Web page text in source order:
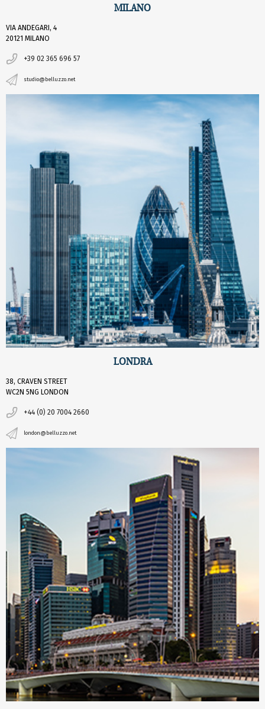
MILANO
VIA ANDEGARI, 4
20121 MILANO
+39 02 365 696 57
studio@belluzzo.net
LONDRA
38, CRAVEN STREET
WC2N 5NG LONDON
+44 (0) 20 7004 2660
london@belluzzo.net